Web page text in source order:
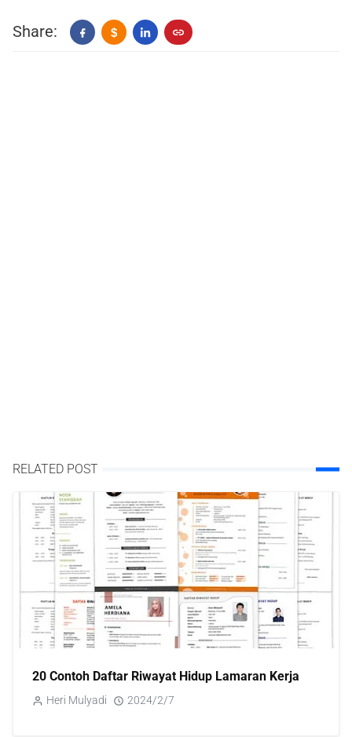
Share: $
RELATED POST
20 Contoh Daftar Riwayat Hidup Lamaran Kerja
Heri Mulyadi 2024/2/7